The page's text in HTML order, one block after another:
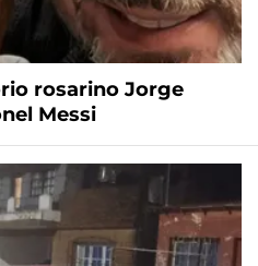
rosarino Jorge
Messi